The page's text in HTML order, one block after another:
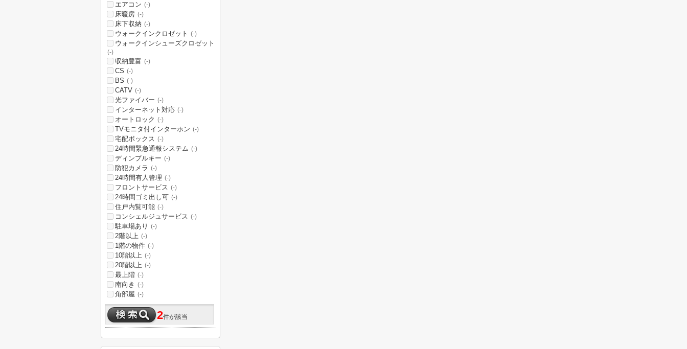
エアコン (-)
床暖房 (-)
床下収納 (-)
ウォークインクロゼット (-)
ウォークインシューズクロゼット
(-)
収納豊富 (-)
CS (-)
BS (-)
CATV (-)
光ファイバー (-)
インターネット対応 (-)
オートロック (-)
TVモニタ付インターホン (-)
宅配ボックス (-)
24時間緊急通報システム (-)
ディンプルキー (-)
防犯カメラ (-)
24時間有人管理 (-)
フロントサービス (-)
24時間ゴミ出し可 (-)
住戸内覧可能 (-)
コンシェルジュサービス (-)
駐車場あり (-)
2階以上 (-)
1階の物件 (-)
10階以上 (-)
20階以上 (-)
最上階 (-)
南向き (-)
角部屋 (-)
2件が該当